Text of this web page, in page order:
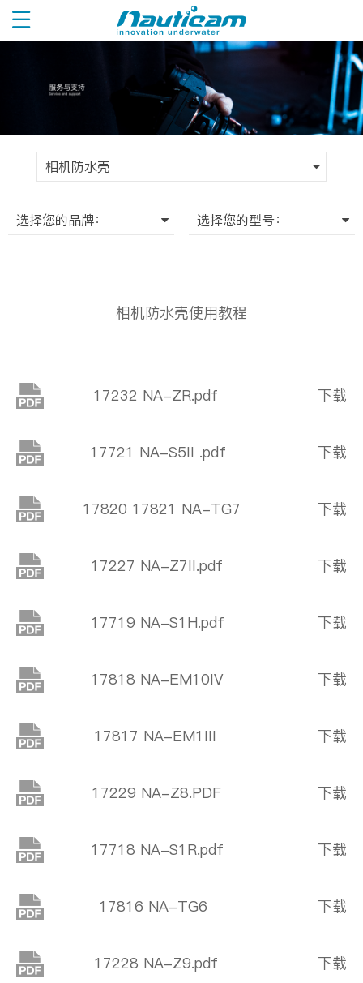
相机防水壳
选择您的品牌： 选择您的型号：
相机防水壳使用教程
17232 NA-ZR.pdf 下载
17721 NA-S5II .pdf 下载
17820 17821 NA-TG7 下载
17227 NA-Z7II.pdf 下载
17719 NA-S1H.pdf 下载
17818 NA-EM10IV 下载
17817 NA-EM1III 下载
17229 NA-Z8.PDF 下载
17718 NA-S1R.pdf 下载
17816 NA-TG6 下载
17228 NA-Z9.pdf 下载